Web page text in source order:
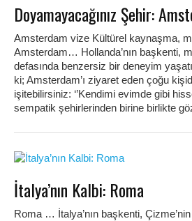
Doyamayacağınız Şehir:
Amsterdam vize Kültürel kaynaşma,
Amsterdam… Hollanda’nın başkenti,
defasında benzersiz bir deneyim
ki; Amsterdam’ı ziyaret eden çoğu
işitebilirsiniz: ‘’Kendimi evimde gibi
sempatik şehirlerinden birine birlikte
İtalya’nın Kalbi: Roma
Roma … İtalya’nın başkenti,